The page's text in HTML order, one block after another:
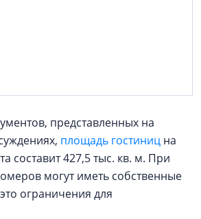
представленных на
площадь гостиниц на
составит 427,5 тыс. кв. м. При
могут иметь собственные
ограничения для